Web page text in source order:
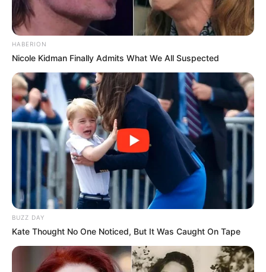
HABERION
Nicole Kidman Finally Admits What We All Suspected
BUZZ DAY
Kate Thought No One Noticed, But It Was Caught On Tape